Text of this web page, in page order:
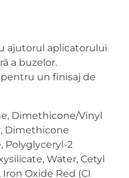
ajutorul aplicatorului
a buzelor.
un finisaj de
Dimethicone/Vinyl
Dimethicone
Polyglyceryl-2
Water, Cetyl
Oxide Red (CI